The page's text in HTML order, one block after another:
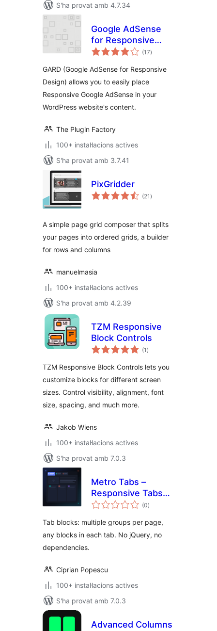
S'ha provat amb 4.7.34
Google AdSense
for Responsive
Design – GARD
(17puntuacions
totals
)
GARD (Google AdSense for Responsive
Design) allows you to easily place
Responsive Google AdSense in your
WordPress website's content.
The Plugin Factory
100+ instal·lacions actives
S'ha provat amb 3.7.41
PixGridder
(21 puntuacions
totals
)
A simple page grid composer that splits
your pages into ordered grids, a builder
for rows and columns
manuelmasia
100+ instal·lacions actives
S'ha provat amb 4.2.39
TZM Responsive
Block Controls
(1 puntuacions
totals
)
TZM Responsive Block Controls lets you
customize blocks for different screen
sizes. Control visibility, alignment, font
size, spacing, and much more.
Jakob Wiens
100+ instal·lacions actives
S'ha provat amb 7.0.3
Metro Tabs –
Responsive Tabs
Block
(0puntuacions
totals
)
Tab blocks: multiple groups per page,
any blocks in each tab. No jQuery, no
dependencies.
Ciprian Popescu
100+ instal·lacions actives
S'ha provat amb 7.0.3
Advanced Columns